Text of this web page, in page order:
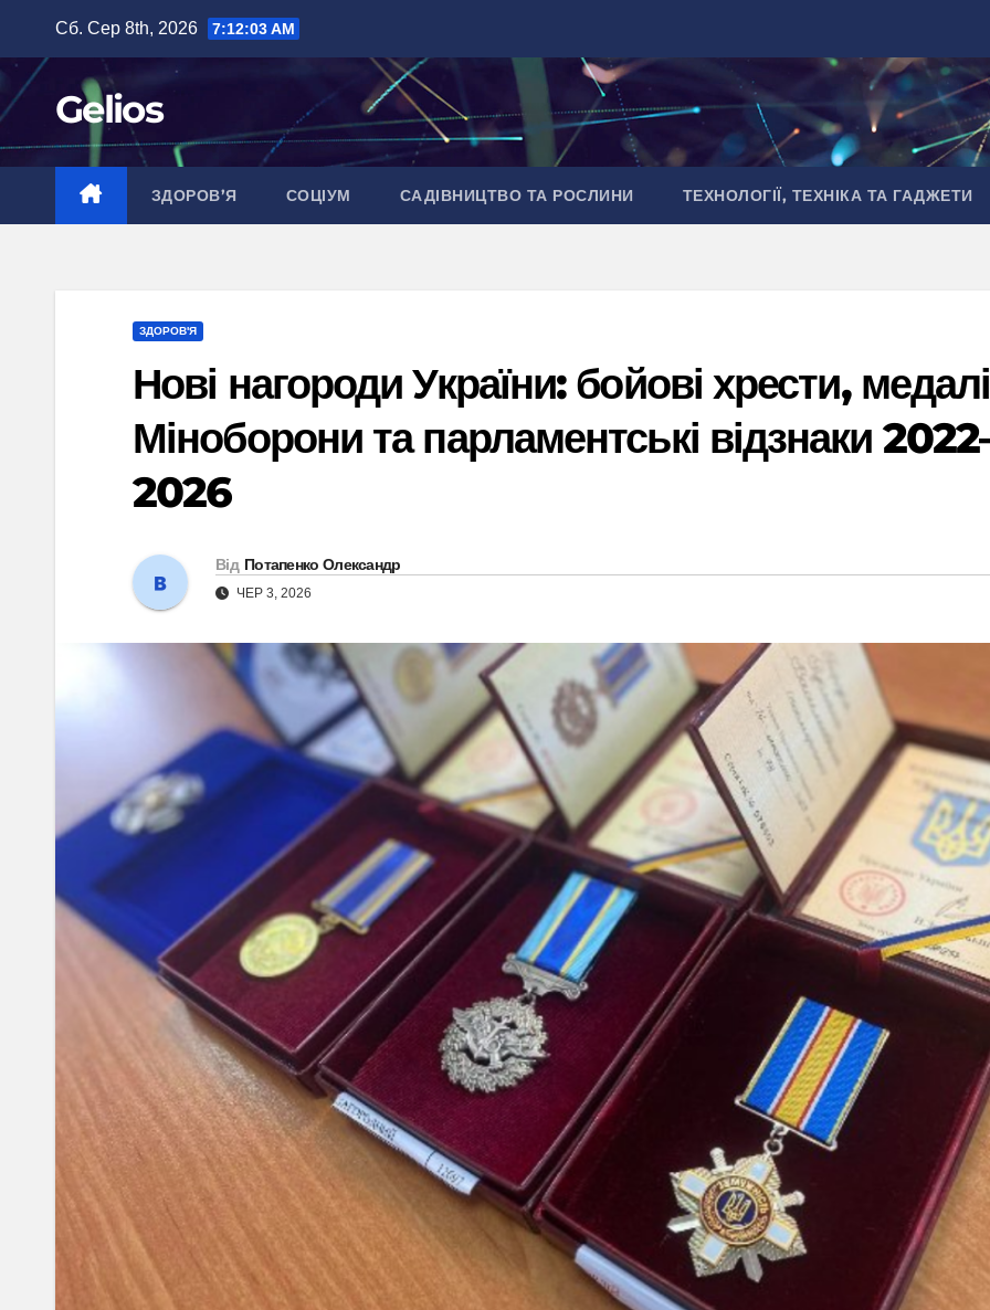
вмісту
Сб. Сер 8th, 2026 7:12:04 AM
Gelios
ЗДОРОВ’Я СОЦІУМ САДІВНИЦТВО ТА РОСЛИНИ ТЕХНОЛОГІЇ, ТЕХНІКА ТА ГАДЖЕТИ
ЗДОРОВ'Я
Нові нагороди України: бойові хрести, медалі
Міноборони та парламентські відзнаки
2026
Від Потапенко Олександр
ЧЕР 3, 2026